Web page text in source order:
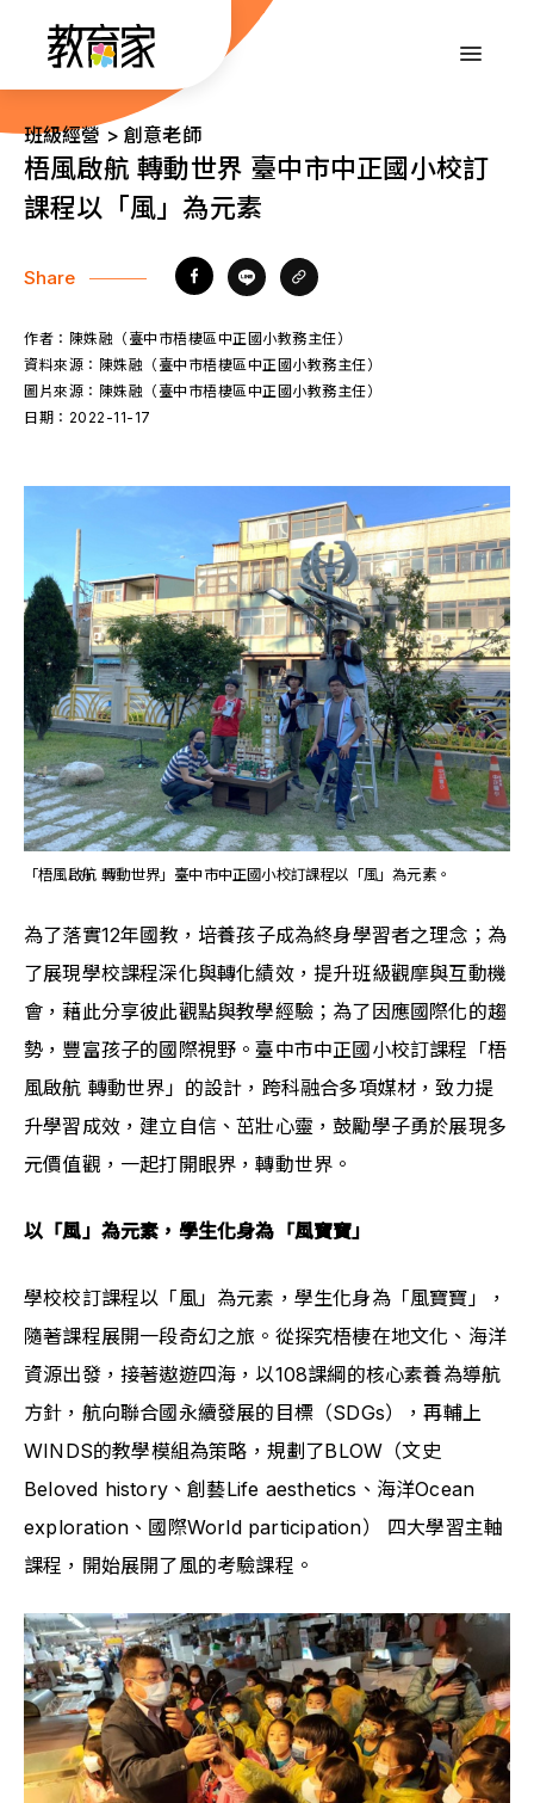
內
::: 班級經營 > 創意老師
梧風啟航 轉動世界 臺中市中正國小校訂
課程以「風」為元素
Share
作者： 陳姝融（臺中市梧棲區中正國小教務主任）
資料來源： 陳姝融（臺中市梧棲區中正國小教務主任）
圖片來源： 陳姝融（臺中市梧棲區中正國小教務主任）
日期： 2022-11-17
「梧風啟航 轉動世界」臺中市中正國小校訂課程以「風」為元素。
為了落實12年國教，培養孩子成為終身學習者之理念；為
了展現學校課程深化與轉化績效，提升班級觀摩與互動機
會，藉此分享彼此觀點與教學經驗；為了因應國際化的趨
勢，豐富孩子的國際視野。臺中市中正國小校訂課程「梧
風啟航 轉動世界」的設計，跨科融合多項媒材，致力提
升學習成效，建立自信、茁壯心靈，鼓勵學子勇於展現多
元價值觀，一起打開眼界，轉動世界。
以「風」為元素，學生化身為「風寶寶」
學校校訂課程以「風」為元素，學生化身為「風寶寶」，
隨著課程展開一段奇幻之旅。從探究梧棲在地文化、海洋
資源出發，接著遨遊四海，以108課綱的核心素養為導航
方針，航向聯合國永續發展的目標（SDGs），再輔上
WINDS的教學模組為策略，規劃了BLOW（文史
Beloved history、創藝Life aesthetics、海洋Ocean
exploration、國際World participation） 四大學習主軸
課程，開始展開了風的考驗課程。